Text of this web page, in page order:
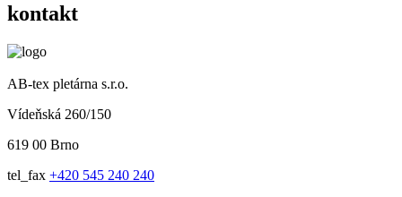
kontakt
AB-tex pletárna s.r.o.
Vídeňská 260/150
619 00 Brno
tel_fax +420 545 240 240